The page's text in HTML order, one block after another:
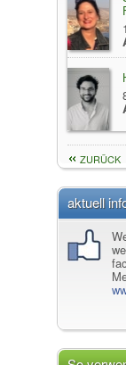
ALLE
ZURÜCK
aktuell